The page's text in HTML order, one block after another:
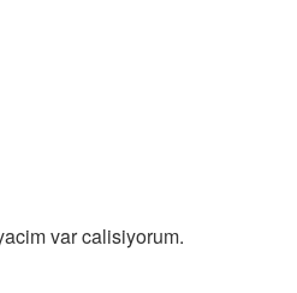
var calisiyorum.